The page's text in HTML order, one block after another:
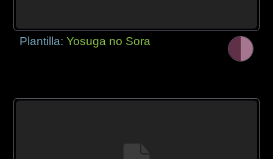
Plantilla:Yosuga no Sora